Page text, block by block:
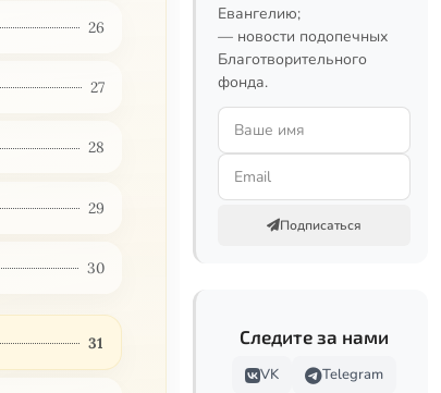
26
27
28
29
30
31
Евангелию;
— новости подопечных
Благотворительного
фонда.
Подписаться
Следите за нами
VK
Telegram